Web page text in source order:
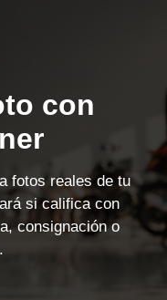
con
fotos reales de tu
si califica con
consignación o